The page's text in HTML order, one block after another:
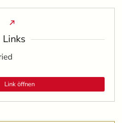
Links
Link öffnen